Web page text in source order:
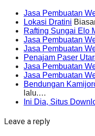
Jasa Pembuatan
Lokasi Dratini
Rafting Sungai Elo
Jasa Pembuatan
Jasa Pembuatan
Penajam Paser
Jasa Pembuatan
Jasa Pembuatan
Bendungan
lalu.…
Ini Dia, Situs
Leave a reply